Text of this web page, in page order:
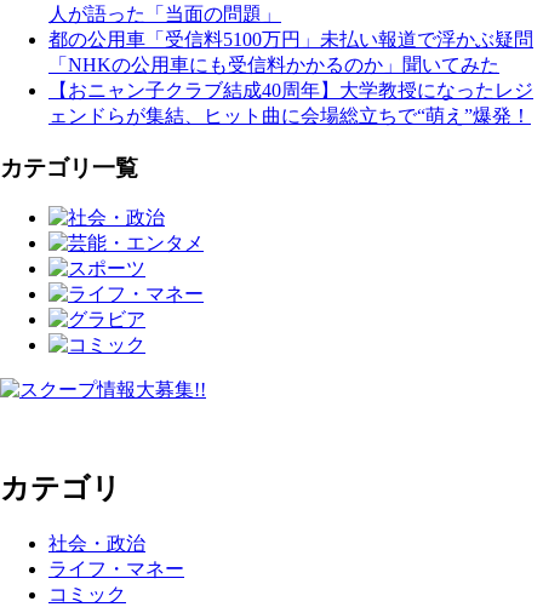
人が語った「当面の問題」
都の公用車「受信料5100万円」未払い報道で浮かぶ疑問
「NHKの公用車にも受信料かかるのか」聞いてみた
【おニャン子クラブ結成40周年】大学教授になったレジ
ェンドらが集結、ヒット曲に会場総立ちで“萌え”爆発！
カテゴリ一覧
カテゴリ
社会・政治
ライフ・マネー
コミック